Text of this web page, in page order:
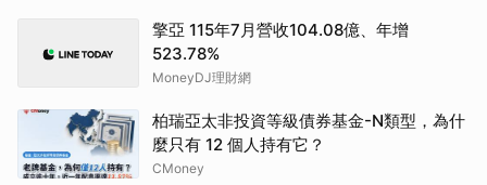
擎亞 115年7月營收104.08億、年增
523.78%
MoneyDJ理財網
柏瑞亞太非投資等級債券基金-N類型，為什
麼只有 12 個人持有它？
CMoney